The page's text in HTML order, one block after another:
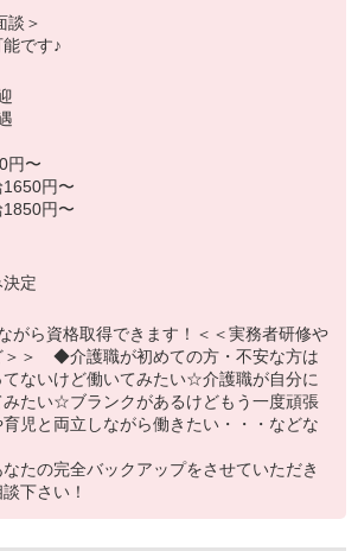
談＞
です♪
円〜
1650円〜
1850円〜
定
がら資格取得できます！＜＜実務者研修や
＞＞ ◆介護職が初めての方・不安な方は
ないけど働いてみたい☆介護職が自分に
たい☆ブランクがあるけどもう一度頑張
児と両立しながら働きたい・・・などな
たの完全バックアップをさせていただき
下さい！